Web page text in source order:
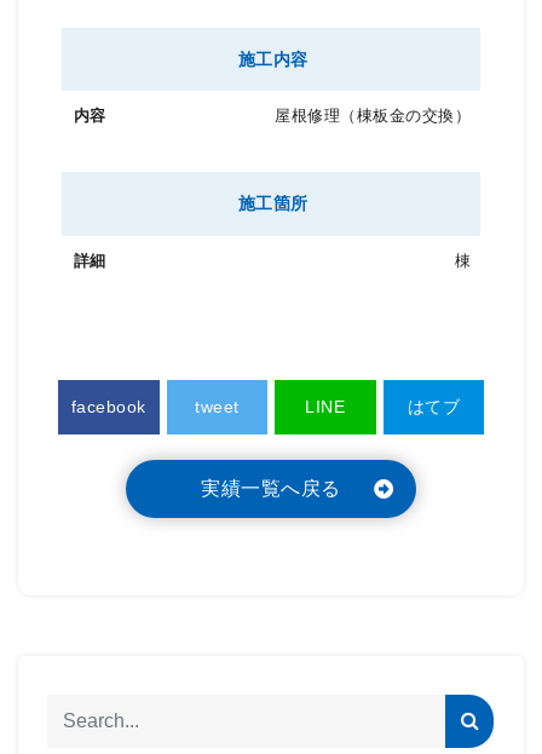
施工内容
屋根修理（棟板金の交換）
施工箇所
棟
facebook tweet LINE はてブ
実績一覧へ戻る